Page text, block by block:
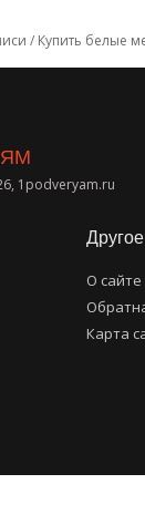
/ Купить белые
1podveryam.ru
Другое
О сайте
Карта